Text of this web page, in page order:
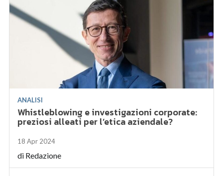
ANALISI
Whistleblowing e investigazioni corporate:
preziosi alleati per l’etica aziendale?
18 Apr 2024
di Redazione